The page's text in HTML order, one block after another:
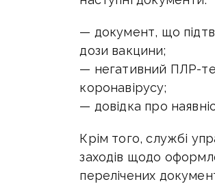
— документ, що
дози вакцини;
— негативний ПЛР-
коронавірусу;
— довідка про
Крім того, службі
заходів щодо
перелічених